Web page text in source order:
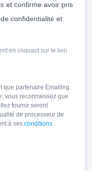
et confirme avoir pris
confidentialité et
en cliquant sur le lien
que partenaire Emailing.
vous reconnaissez que
fournir seront
de processeur de
à ses conditions